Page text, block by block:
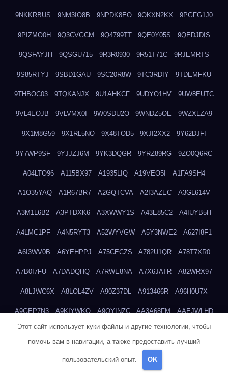
9NKKRBUS 9NM3IO8B 9NPDK8EO 9OKXN2KX 9PGFG1J0
9PIZMO0H 9Q3CVGCM 9Q4799TT 9QE0Y05S 9QEDJDIS
9QSFAYJH 9QSGU715 9R3R0930 9R51T71C 9RJEMRTS
9S85RTYJ 9SBD1GAU 9SC20R8W 9TC3RDIY 9TDEMFKU
9THBOC03 9TQKANJX 9U1AHKCF 9UDYO1HV 9UW8EUTC
9VL4EOJB 9VLVMX0I 9W0SDU2O 9WNDZ5OE 9WZXLZA9
9X1M8G59 9X1RL5NO 9X48TOD5 9XJI2XX2 9Y62DJFI
9Y7WP9SF 9YJJZJ6M 9YK3DQGR 9YRZ89RG 9ZO0Q6RC
A04LTO96 A115BX97 A1935LIQ A19VEO5I A1FA9SH4
A1O35YAQ A1R67BR7 A2GQTCVA A2I3AZEC A3GL614V
A3M1L6B2 A3PTDXK6 A3XWWY1S A43E85C2 A4IUYB5H
A4LMC1PF A4N5RYT3 A52WYVGW A5Y3NWE2 A627I8F1
A6I3WV0B A6YEHPPJ A75CECZS A782U1QR A78T7XR0
A7B0I7FU A7DADQHQ A7RWE8NA A7X6JATR A82WRX97
A8LJWC6X A8LOL4ZV A90Z37DL A913466R A96H0U7X
A9GEP7N3 A9KIYWKO A9QYINZC AA3A68FM AAEJWLHD
AAEZRZ0I AAO3NKXF AAVKTCB4 AB6S6UZH ABAP8R3B
AC2GYKWG
ADOE3V3Y
Этот сайт использует куки-файлы и другие технологии, чтобы
помочь вам в навигации, а также предоставить лучший
пользовательский опыт. OK